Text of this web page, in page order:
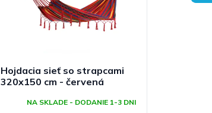
Hojdacia sieť so strapcami
320x150 cm - červená
NA SKLADE - DODANIE 1-3 DNI